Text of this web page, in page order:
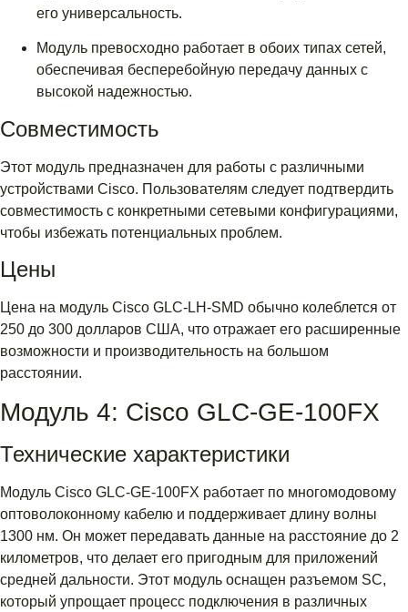
его универсальность.
Модуль превосходно работает в обоих типах сетей,
обеспечивая бесперебойную передачу данных с
высокой надежностью.
Совместимость
Этот модуль предназначен для работы с различными
устройствами Cisco. Пользователям следует подтвердить
совместимость с конкретными сетевыми конфигурациями,
чтобы избежать потенциальных проблем.
Цены
Цена на модуль Cisco GLC-LH-SMD обычно колеблется от
250 до 300 долларов США, что отражает его расширенные
возможности и производительность на большом
расстоянии.
Модуль 4: Cisco GLC-GE-100FX
Технические характеристики
Модуль Cisco GLC-GE-100FX работает по многомодовому
оптоволоконному кабелю и поддерживает длину волны
1300 нм. Он может передавать данные на расстояние до 2
километров, что делает его пригодным для приложений
средней дальности. Этот модуль оснащен разъемом SC,
который упрощает процесс подключения в различных